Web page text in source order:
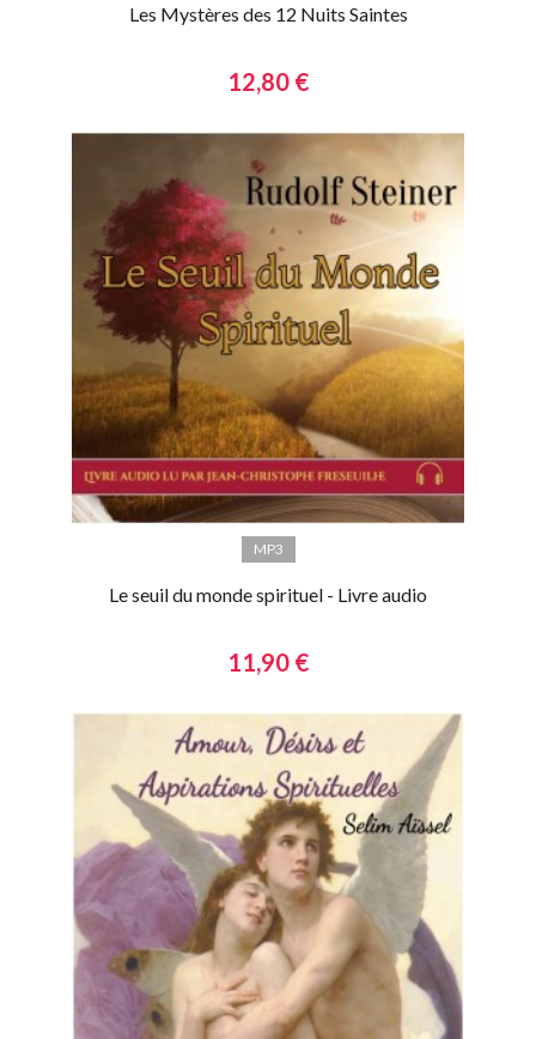
Les Mystères des 12 Nuits Saintes
12,80 €
MP3
Le seuil du monde spirituel - Livre audio
11,90 €